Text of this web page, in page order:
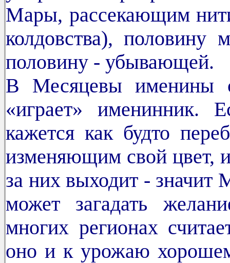
Мары, рассекающим
колдовства), половину
половину - убывающей.
В Месяцевы именины
«играет» именинник.
кажется как будто
изменяющим свой цвет,
за них выходит - значит
может загадать
многих регионах
оно и к урожаю